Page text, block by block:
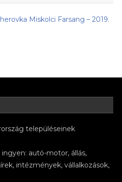
Miskolci Farsang – 2019.
településeinek
autó-motor, állás,
intézmények, vállalkozások,